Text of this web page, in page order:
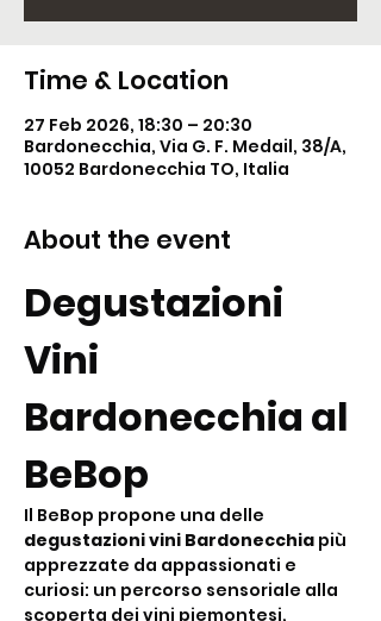
Time & Location
27 Feb 2026, 18:30 – 20:30
Bardonecchia, Via G. F. Medail, 38/A,
10052 Bardonecchia TO, Italia
About the event
Degustazioni
Vini
Bardonecchia al
BeBop
Il BeBop propone una delle
degustazioni vini Bardonecchia più
apprezzate da appassionati e
curiosi: un percorso sensoriale alla
scoperta dei vini piemontesi,